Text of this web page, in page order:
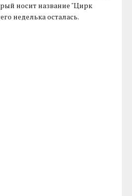
носит название "Цирк
неделька осталась.